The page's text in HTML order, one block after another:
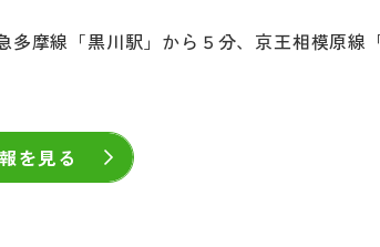
多摩線「黒川駅」から５分、京王相模原線
を見る